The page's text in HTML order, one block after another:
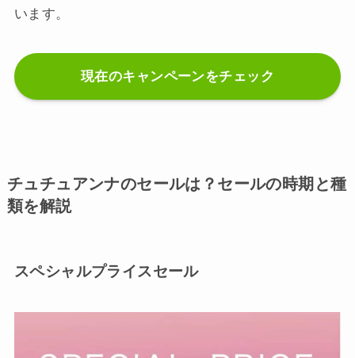
います。
現在のキャンペーンをチェック
チュチュアンナのセールは？セールの時期と種
類を解説
スペシャルプライスセール